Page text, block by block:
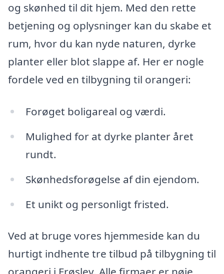
og skønhed til dit hjem. Med den rette
betjening og oplysninger kan du skabe et
rum, hvor du kan nyde naturen, dyrke
planter eller blot slappe af. Her er nogle
fordele ved en tilbygning til orangeri:
Forøget boligareal og værdi.
Mulighed for at dyrke planter året
rundt.
Skønhedsforøgelse af din ejendom.
Et unikt og personligt fristed.
Ved at bruge vores hjemmeside kan du
hurtigt indhente tre tilbud på tilbygning til